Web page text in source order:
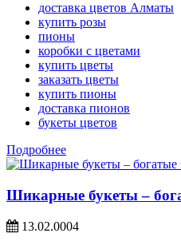
доставка цветов Алматы
купить розы
пионы
коробки с цветами
купить цветы
заказать цветы
купить пионы
доставка пионов
букеты цветов
Подробнее
Шикарные букеты –
13.02.0004